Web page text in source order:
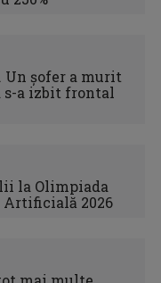
Un șofer a murit
s-a izbit frontal
la Olimpiada
2026